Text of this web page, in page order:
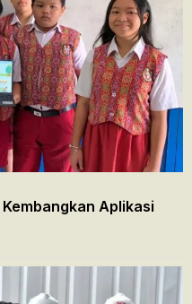
Aplikasi